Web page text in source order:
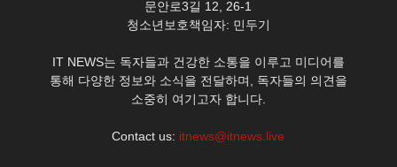
문안로3길 12, 26-1
청소년보호책임자: 민두기
IT NEWS는 독자들과 건강한 소통을 이루고 미디어를
통해 다양한 정보와 소식을 전달하며, 독자들의 의견을
소중히 여기고자 합니다.
Contact us: itnews@itnews.live